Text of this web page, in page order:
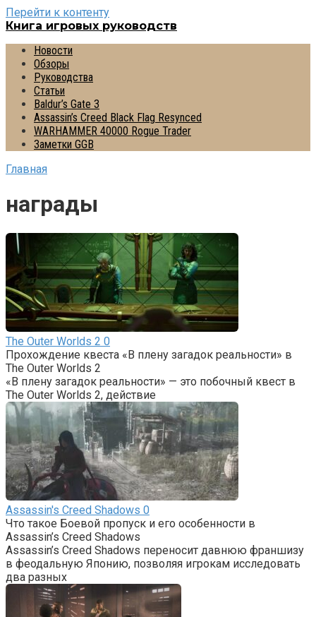
Перейти к контенту
Книга игровых руководств
Новости
Обзоры
Руководства
Статьи
Baldur’s Gate 3
Assassin’s Creed Black Flag Resynced
WARHAMMER 40000 Rogue Trader
Заметки GGB
Главная
награды
The Outer Worlds 2 0
Прохождение квеста «В плену загадок реальности» в
The Outer Worlds 2
«В плену загадок реальности» — это побочный квест в
The Outer Worlds 2, действие
Assassin's Creed Shadows 0
Что такое Боевой пропуск и его особенности в
Assassin’s Creed Shadows
Assassin’s Creed Shadows переносит давнюю франшизу
в феодальную Японию, позволяя игрокам исследовать
два разных